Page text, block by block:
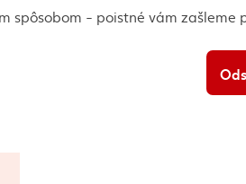
spôsobom - poistné vám zašleme